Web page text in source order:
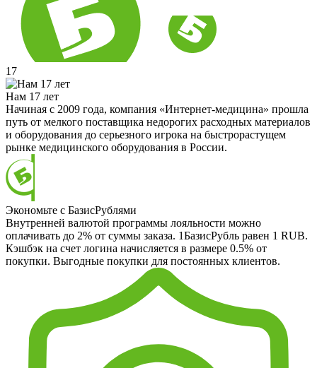
17
Нам 17 лет
Начиная с 2009 года, компания «Интернет-медицина» прошла
путь от мелкого поставщика недорогих расходных материалов
и оборудования до серьезного игрока на быстрорастущем
рынке медицинского оборудования в России.
Экономьте с БазисРублями
Внутренней валютой программы лояльности можно
оплачивать до 2% от суммы заказа. 1БазисРубль равен 1 RUB.
Кэшбэк на счет логина начисляется в размере 0.5% от
покупки. Выгодные покупки для постоянных клиентов.